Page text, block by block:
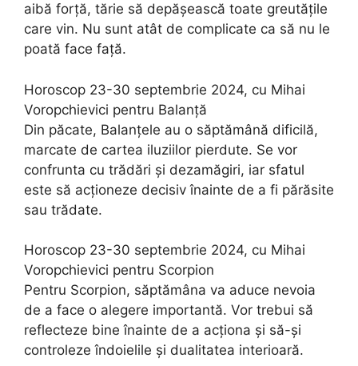
aibă forță, tărie să depășească toate greutățile
care vin. Nu sunt atât de complicate ca să nu le
poată face față.
Horoscop 23-30 septembrie 2024, cu Mihai
Voropchievici pentru Balanță
Din păcate, Balanțele au o săptămână dificilă,
marcate de cartea iluziilor pierdute. Se vor
confrunta cu trădări și dezamăgiri, iar sfatul
este să acționeze decisiv înainte de a fi părăsite
sau trădate.
Horoscop 23-30 septembrie 2024, cu Mihai
Voropchievici pentru Scorpion
Pentru Scorpion, săptămâna va aduce nevoia
de a face o alegere importantă. Vor trebui să
reflecteze bine înainte de a acționa și să-și
controleze îndoielile și dualitatea interioară.